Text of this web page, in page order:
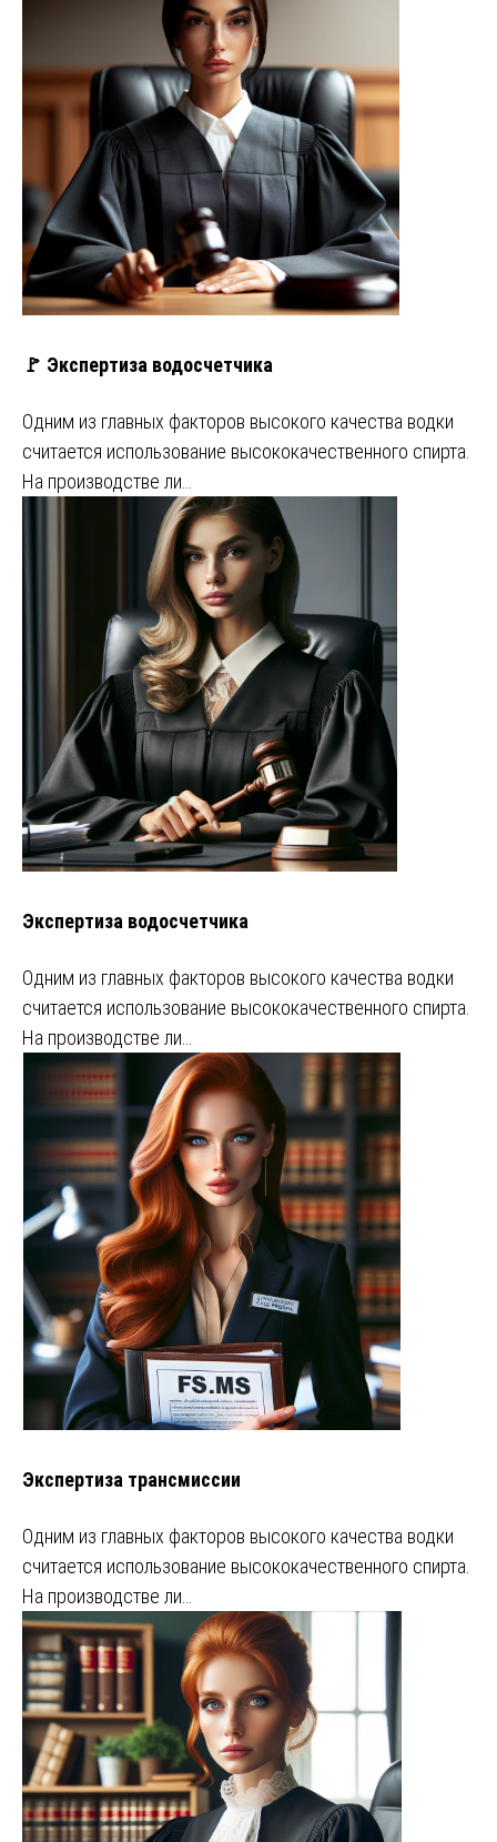
🚩 Экспертиза водосчетчика
Одним из главных факторов высокого качества водки
считается использование высококачественного спирта.
На производстве ли…
Экспертиза водосчетчика
Одним из главных факторов высокого качества водки
считается использование высококачественного спирта.
На производстве ли…
Экспертиза трансмиссии
Одним из главных факторов высокого качества водки
считается использование высококачественного спирта.
На производстве ли…